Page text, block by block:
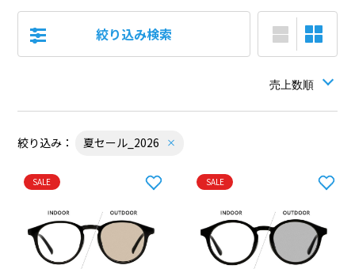
絞り込み検索
Zoff NEW STANDARD
FLIP UP (跳ね上げ式メガネ・サングラス)
絞り込み：
夏セール_2026
SALE SALE